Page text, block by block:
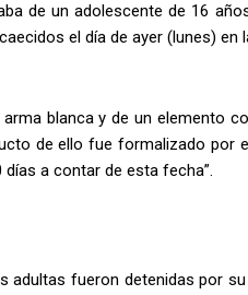
de un adolescente de 16
el día de ayer (lunes) en
blanca y de un elemento
de ello fue formalizado por
a contar de esta fecha”.
adultas fueron detenidas por